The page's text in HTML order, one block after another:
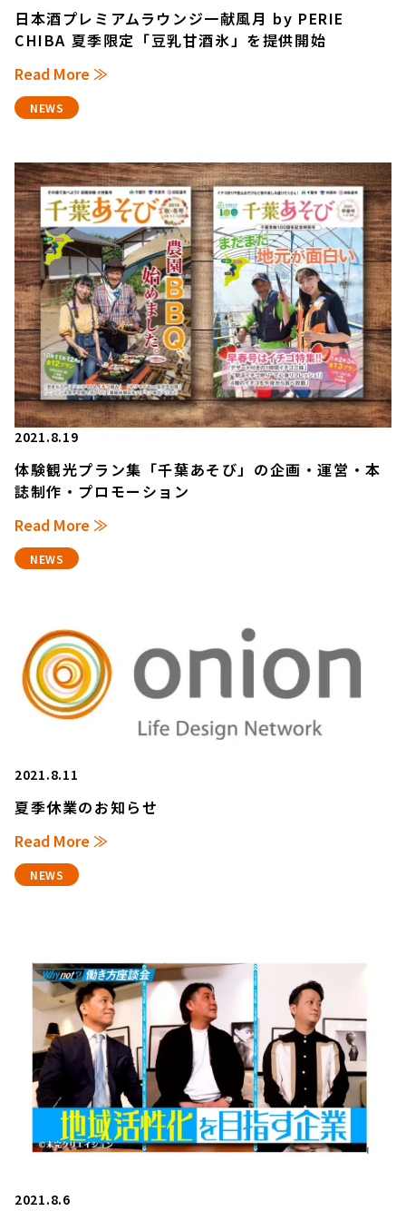
日本酒プレミアムラウンジ一献風月 by PERIE
CHIBA 夏季限定「豆乳甘酒氷」を提供開始
Read More ≫
NEWS
2021.8.19
体験観光プラン集「千葉あそび」の企画・運営・本
誌制作・プロモーション
Read More ≫
NEWS
2021.8.11
夏季休業のお知らせ
Read More ≫
NEWS
2021.8.6